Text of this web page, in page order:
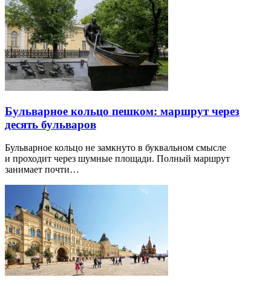
Бульварное кольцо пешком: маршрут через
десять бульваров
Бульварное кольцо не замкнуто в буквальном смысле
и проходит через шумные площади. Полный маршрут
занимает почти…